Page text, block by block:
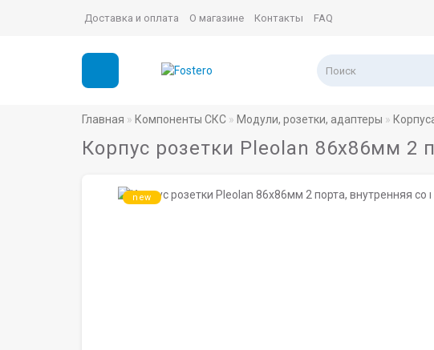
Доставка и оплата О магазине Контакты FAQ
Главная Компоненты СКС Модули, розетки, адаптеры
Корпус розетки Pleolan 86х86мм 2
new